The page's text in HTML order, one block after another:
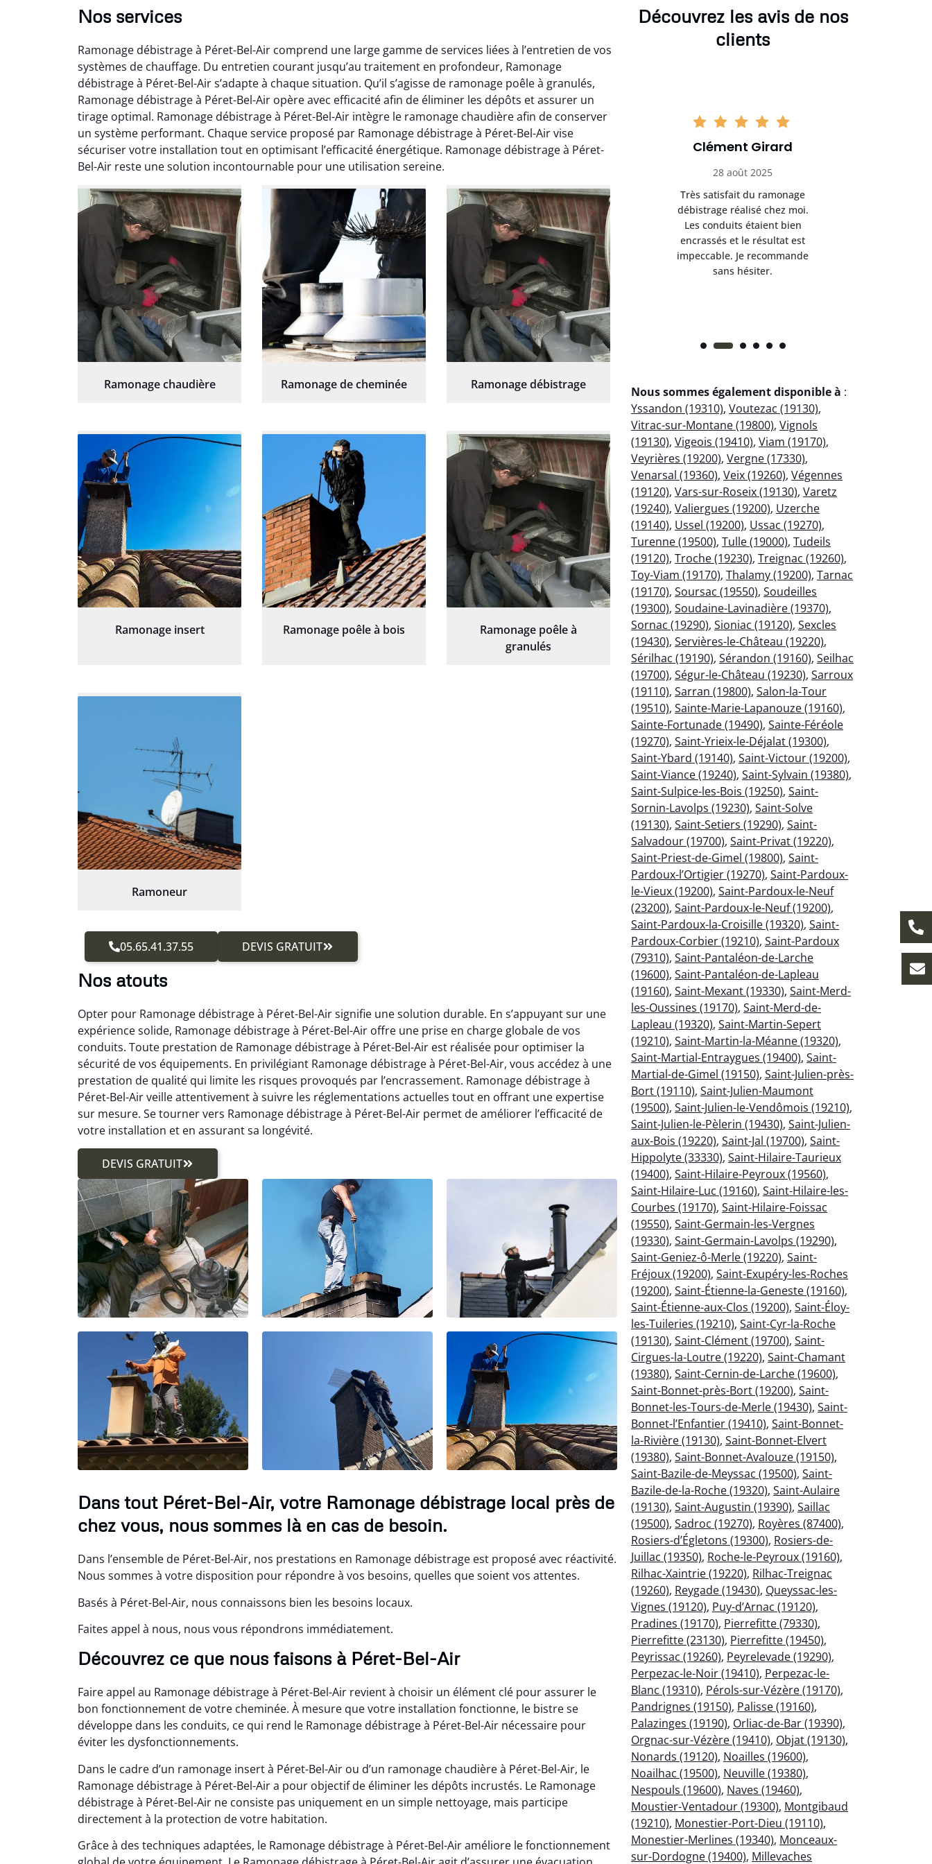
Nos services
Ramonage débistrage à Péret-Bel-Air comprend une large gamme de services liées à l’entretien de vos
systèmes de chauffage. Du entretien courant jusqu’au traitement en profondeur, Ramonage
débistrage à Péret-Bel-Air s’adapte à chaque situation. Qu’il s’agisse de ramonage poêle à granulés,
Ramonage débistrage à Péret-Bel-Air opère avec efficacité afin de éliminer les dépôts et assurer un
tirage optimal. Ramonage débistrage à Péret-Bel-Air intègre le ramonage chaudière afin de conserver
un système performant. Chaque service proposé par Ramonage débistrage à Péret-Bel-Air vise
sécuriser votre installation tout en optimisant l’efficacité énergétique. Ramonage débistrage à Péret-
Bel-Air reste une solution incontournable pour une utilisation sereine.
Ramonage chaudière Ramonage de cheminée Ramonage débistrage
Ramonage insert Ramonage poêle à bois
Ramonage poêle à
granulés
Ramoneur
05.65.41.37.55 DEVIS GRATUIT
Nos atouts
Opter pour Ramonage débistrage à Péret-Bel-Air signifie une solution durable. En s’appuyant sur une
expérience solide, Ramonage débistrage à Péret-Bel-Air offre une prise en charge globale de vos
conduits. Toute prestation de Ramonage débistrage à Péret-Bel-Air est réalisée pour optimiser la
sécurité de vos équipements. En privilégiant Ramonage débistrage à Péret-Bel-Air, vous accédez à une
prestation de qualité qui limite les risques provoqués par l’encrassement. Ramonage débistrage à
Péret-Bel-Air veille attentivement à suivre les réglementations actuelles tout en offrant une expertise
sur mesure. Se tourner vers Ramonage débistrage à Péret-Bel-Air permet de améliorer l’efficacité de
votre installation et en assurant sa longévité.
DEVIS GRATUIT
Dans tout Péret-Bel-Air, votre Ramonage débistrage local près de
chez vous, nous sommes là en cas de besoin.
Dans l’ensemble de Péret-Bel-Air, nos prestations en Ramonage débistrage est proposé avec réactivité.
Nous sommes à votre disposition pour répondre à vos besoins, quelles que soient vos attentes.
Basés à Péret-Bel-Air, nous connaissons bien les besoins locaux.
Faites appel à nous, nous vous répondrons immédiatement.
Découvrez ce que nous faisons à Péret-Bel-Air
Faire appel au Ramonage débistrage à Péret-Bel-Air revient à choisir un élément clé pour assurer le
bon fonctionnement de votre cheminée. À mesure que votre installation fonctionne, le bistre se
développe dans les conduits, ce qui rend le Ramonage débistrage à Péret-Bel-Air nécessaire pour
éviter les dysfonctionnements.
Dans le cadre d’un ramonage insert à Péret-Bel-Air ou d’un ramonage chaudière à Péret-Bel-Air, le
Ramonage débistrage à Péret-Bel-Air a pour objectif de éliminer les dépôts incrustés. Le Ramonage
débistrage à Péret-Bel-Air ne consiste pas uniquement en un simple nettoyage, mais participe
directement à la protection de votre habitation.
Grâce à des techniques adaptées, le Ramonage débistrage à Péret-Bel-Air améliore le fonctionnement
Découvrez les avis de nos
clients
Nicolas Perrin
22 janvier 2026
Intervention rapide et très
propre pour le ramonage
débistrage. On sent tout de
suite la différence au niveau
du tirage. Très satisfait.
Yannick Morel
Intervention très efficace
pour le ramonage débistrage
de ma cheminée. Le tirage
est nettement meilleur et
plus aucune odeur. Travail
propre et rapide.
Clément Girard
28 août 2025
Très satisfait du ramonage
débistrage réalisé chez moi.
Les conduits étaient bien
encrassés et le résultat est
impeccable. Je recommande
sans hésiter.
Nous sommes également disponible à :
Yssandon (19310), Voutezac (19130),
Vitrac-sur-Montane (19800), Vignols
(19130), Vigeois (19410), Viam (19170),
Veyrières (19200), Vergne (17330),
Venarsal (19360), Veix (19260), Végennes
(19120), Vars-sur-Roseix (19130), Varetz
(19240), Valiergues (19200), Uzerche
(19140), Ussel (19200), Ussac (19270),
Turenne (19500), Tulle (19000), Tudeils
(19120), Troche (19230), Treignac (19260),
Toy-Viam (19170), Thalamy (19200), Tarnac
(19170), Soursac (19550), Soudeilles
(19300), Soudaine-Lavinadière (19370),
Sornac (19290), Sioniac (19120), Sexcles
(19430), Servières-le-Château (19220),
Sérilhac (19190), Sérandon (19160), Seilhac
(19700), Ségur-le-Château (19230), Sarroux
(19110), Sarran (19800), Salon-la-Tour
(19510), Sainte-Marie-Lapanouze (19160),
Sainte-Fortunade (19490), Sainte-Féréole
(19270), Saint-Yrieix-le-Déjalat (19300),
Saint-Ybard (19140), Saint-Victour (19200),
Saint-Viance (19240), Saint-Sylvain (19380),
Saint-Sulpice-les-Bois (19250), Saint-
Sornin-Lavolps (19230), Saint-Solve
(19130), Saint-Setiers (19290), Saint-
Salvadour (19700), Saint-Privat (19220),
Saint-Priest-de-Gimel (19800), Saint-
Pardoux-l’Ortigier (19270), Saint-Pardoux-
le-Vieux (19200), Saint-Pardoux-le-Neuf
(23200), Saint-Pardoux-le-Neuf (19200),
Saint-Pardoux-la-Croisille (19320), Saint-
Pardoux-Corbier (19210), Saint-Pardoux
(79310), Saint-Pantaléon-de-Larche
(19600), Saint-Pantaléon-de-Lapleau
(19160), Saint-Mexant (19330), Saint-Merd-
les-Oussines (19170), Saint-Merd-de-
Lapleau (19320), Saint-Martin-Sepert
(19210), Saint-Martin-la-Méanne (19320),
Saint-Martial-Entraygues (19400), Saint-
Martial-de-Gimel (19150), Saint-Julien-près-
Bort (19110), Saint-Julien-Maumont
(19500), Saint-Julien-le-Vendômois (19210),
Saint-Julien-le-Pèlerin (19430), Saint-Julien-
aux-Bois (19220), Saint-Jal (19700), Saint-
Hippolyte (33330), Saint-Hilaire-Taurieux
(19400), Saint-Hilaire-Peyroux (19560),
Saint-Hilaire-Luc (19160), Saint-Hilaire-les-
Courbes (19170), Saint-Hilaire-Foissac
(19550), Saint-Germain-les-Vergnes
(19330), Saint-Germain-Lavolps (19290),
Saint-Geniez-ô-Merle (19220), Saint-
Fréjoux (19200), Saint-Exupéry-les-Roches
(19200), Saint-Étienne-la-Geneste (19160),
Saint-Étienne-aux-Clos (19200), Saint-Éloy-
les-Tuileries (19210), Saint-Cyr-la-Roche
(19130), Saint-Clément (19700), Saint-
Cirgues-la-Loutre (19220), Saint-Chamant
(19380), Saint-Cernin-de-Larche (19600),
Saint-Bonnet-près-Bort (19200), Saint-
Bonnet-les-Tours-de-Merle (19430), Saint-
Bonnet-l’Enfantier (19410), Saint-Bonnet-
la-Rivière (19130), Saint-Bonnet-Elvert
(19380), Saint-Bonnet-Avalouze (19150),
Saint-Bazile-de-Meyssac (19500), Saint-
Bazile-de-la-Roche (19320), Saint-Aulaire
(19130), Saint-Augustin (19390), Saillac
(19500), Sadroc (19270), Royères (87400),
Rosiers-d’Égletons (19300), Rosiers-de-
Juillac (19350), Roche-le-Peyroux (19160),
Rilhac-Xaintrie (19220), Rilhac-Treignac
(19260), Reygade (19430), Queyssac-les-
Vignes (19120), Puy-d’Arnac (19120),
Pradines (19170), Pierrefitte (79330),
Pierrefitte (23130), Pierrefitte (19450),
Peyrissac (19260), Peyrelevade (19290),
Perpezac-le-Noir (19410), Perpezac-le-
Blanc (19310), Pérols-sur-Vézère (19170),
Pandrignes (19150), Palisse (19160),
Palazinges (19190), Orliac-de-Bar (19390),
Orgnac-sur-Vézère (19410), Objat (19130),
Nonards (19120), Noailles (19600),
Noailhac (19500), Neuville (19380),
Nespouls (19600), Naves (19460),
Moustier-Ventadour (19300), Montgibaud
(19210), Monestier-Port-Dieu (19110),
Monestier-Merlines (19340), Monceaux-
sur-Dordogne (19400), Millevaches